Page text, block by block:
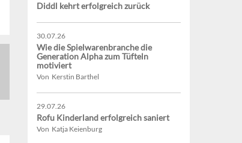
Diddl kehrt erfolgreich zurück
30.07.26
Wie die Spielwarenbranche die
Generation Alpha zum Tüfteln
motiviert
Von Kerstin Barthel
29.07.26
Rofu Kinderland erfolgreich saniert
Von Katja Keienburg